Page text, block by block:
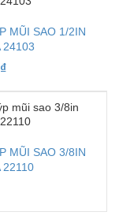
MŨI SAO 1/2IN
24103
₫
MŨI SAO 3/8IN
22110